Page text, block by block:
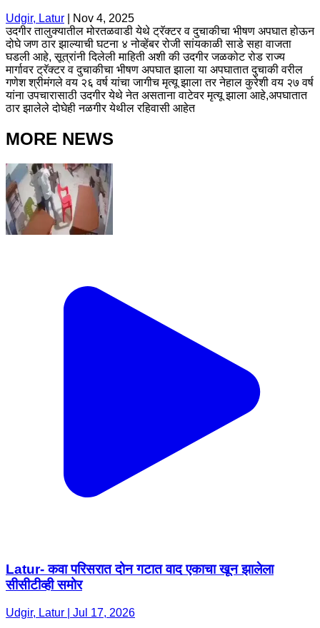
Udgir, Latur
Nov 4, 2025
उदगीर तालुक्यातील मोरतळवाडी येथे ट्रॅक्टर व दुचाकीचा भीषण अपघात होऊन
दोघे जण ठार झाल्याची घटना ४ नोव्हेंबर रोजी सांयकाळी साडे सहा वाजता
घडली आहे, सूत्रांनी दिलेली माहिती अशी की उदगीर जळकोट रोड राज्य
मार्गावर ट्रॅक्टर व दुचाकीचा भीषण अपघात झाला या अपघातात दुचाकी वरील
गणेश श्रीमंगले वय २६ वर्ष यांचा जागीच मृत्यू झाला तर नेहाल कुरेशी वय २७ वर्ष
यांना उपचारासाठी उदगीर येथे नेत असताना वाटेवर मृत्यू झाला आहे,अपघातात
ठार झालेले दोघेही नळगीर येथील रहिवासी आहेत
MORE NEWS
Latur- कवा परिसरात दोन गटात वाद एकाचा खून झालेला
सीसीटीव्ही समोर
Udgir, Latur | Jul 17, 2026